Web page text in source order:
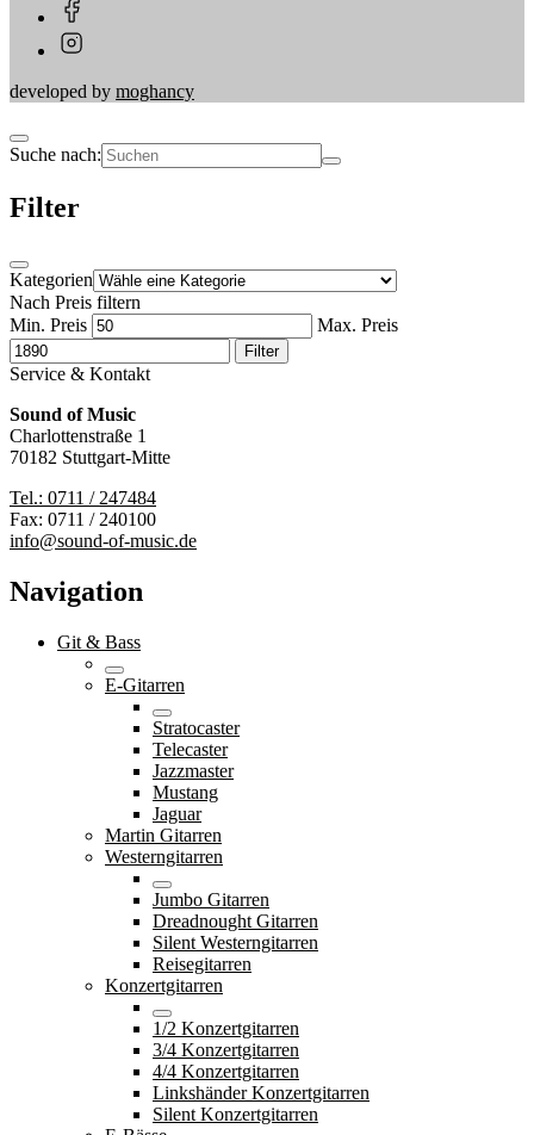
developed by moghancy
Suche nach:
Filter
Kategorien
Nach Preis filtern
Min. Preis
Max. Preis
Filter
Service & Kontakt
Sound of Music
Charlottenstraße 1
70182 Stuttgart-Mitte
Tel.: 0711 / 247484
Fax: 0711 / 240100
info@sound-of-music.de
Navigation
Git & Bass
E-Gitarren
Stratocaster
Telecaster
Jazzmaster
Mustang
Jaguar
Martin Gitarren
Westerngitarren
Jumbo Gitarren
Dreadnought Gitarren
Silent Westerngitarren
Reisegitarren
Konzertgitarren
1/2 Konzertgitarren
3/4 Konzertgitarren
4/4 Konzertgitarren
Linkshänder Konzertgitarren
Silent Konzertgitarren